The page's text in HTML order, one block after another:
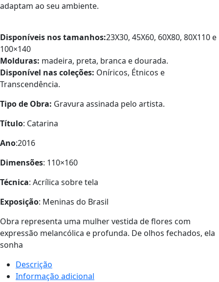
adaptam ao seu ambiente.
Disponíveis nos tamanhos:23X30, 45X60, 60X80, 80X110 e
100×140
Molduras: madeira, preta, branca e dourada.
Disponível nas coleções: Oníricos, Étnicos e
Transcendência.
Tipo de Obra: Gravura assinada pelo artista.
Título: Catarina
Ano:2016
Dimensões: 110×160
Técnica: Acrílica sobre tela
Exposição: Meninas do Brasil
Obra representa uma mulher vestida de flores com
expressão melancólica e profunda. De olhos fechados, ela
sonha
Descrição
Informação adicional